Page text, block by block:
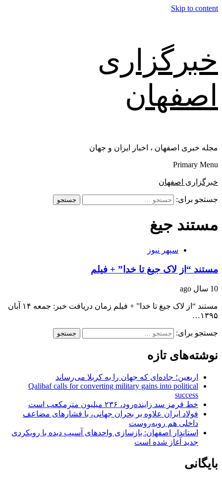
Skip to content
خبرگزاری
اصفهان
مجله خبری اصفهان ، اخبار ایران و جهان
Primary Menu
خبرگزاری اصفهان
جستجو برای:
مستند جیغ
سپهر نیوز
مستند “از لاک جیغ تا خدا” + فیلم
10 سال ago
مستند “از لاک جیغ تا خدا” + فیلم زمان دریافت خبر: جمعه ۱۴ آبان
۱۳۹۵…
جستجو برای:
نوشته‌های تازه
اربعین؛ جاده‌ای که جهان را به کربلا می‌رساند
Qalibaf calls for converting military gains into political
success
خط قرمز سد زاینده‌رود، ۲۳۶ میلیون مترمکعب است
فولاد ایران علاوه بر بحران جهانی، با فشارهای مضاعف
داخلی هم روبه‌روست
استاندار اصفهان: بازسازی واحدهای آسیب دیده با رویکردی
جدید آغاز شده است
بایگانی